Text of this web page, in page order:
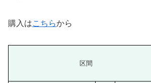
購入はこちらから
区間